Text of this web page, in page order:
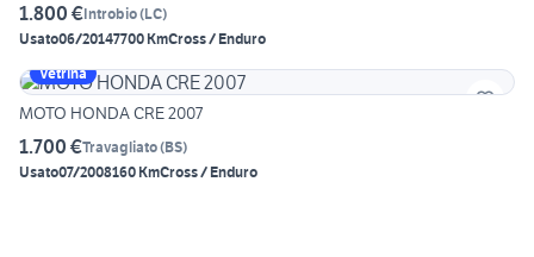
1.800 €Introbio(LC)
Usato06/20147700 KmCross / Enduro
Vetrina
MOTO HONDA CRE 2007
1.700 €Travagliato(BS)
Usato07/2008160 KmCross / Enduro